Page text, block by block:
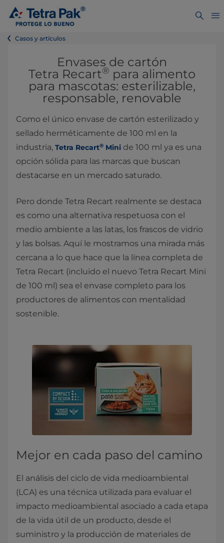
Casos y artículos
Envases de cartón
Tetra Recart® para alimento
para mascotas: esterilizable,
responsable, renovable
Como el único envase de cartón esterilizado y
sellado herméticamente de 100 ml en la
industria, Tetra Recart® Mini de 100 ml ya es una
opción sólida para las marcas que buscan
destacarse en un mercado saturado.
Pero donde Tetra Recart realmente se destaca
es como una alternativa respetuosa con el
medio ambiente a las latas, los frascos de vidrio
y las bolsas. Aquí le mostramos una mirada más
cercana a lo que hace que la línea completa de
Tetra Recart (incluido el nuevo Tetra Recart Mini
de 100 ml) sea el envase completo para los
productores de alimentos con mentalidad
sostenible.
Mejor en cada paso del camino
El análisis del ciclo de vida medioambiental
(LCA) es una técnica utilizada para evaluar el
impacto medioambiental asociado a cada etapa
de la vida útil de un producto, desde el
suministro y la producción de materiales de